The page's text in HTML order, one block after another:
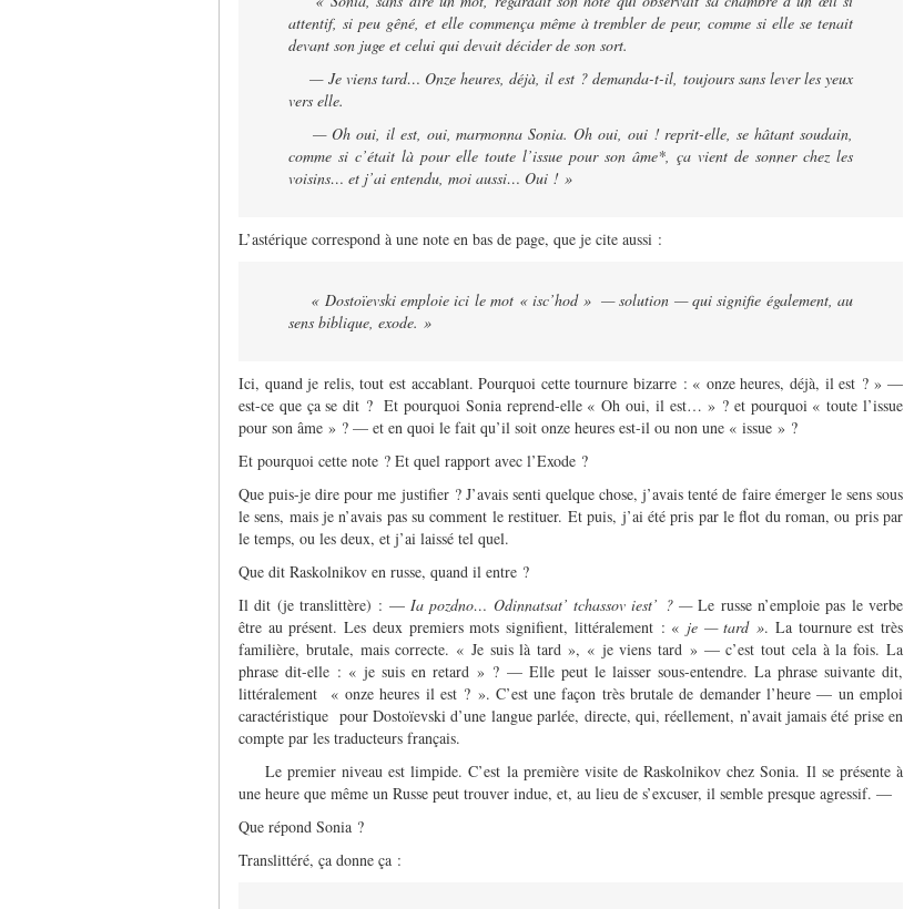
attentif, si peu gêné, et elle commença même à trembler de peur, comme si elle se tenait
devant son juge et celui qui devait décider de son sort.
— Je viens tard… Onze heures, déjà, il est ? demanda-t-il, toujours sans lever les yeux
vers elle.
— Oh oui, il est, oui, marmonna Sonia. Oh oui, oui ! reprit-elle, se hâtant soudain,
comme si c’était là pour elle toute l’issue pour son âme*, ça vient de sonner chez les
voisins… et j’ai entendu, moi aussi… Oui ! »
L’astérique correspond à une note en bas de page, que je cite aussi :
« Dostoïevski emploie ici le mot « isc’hod » ­ — solution — qui signifie également, au
sens biblique, exode. »
Ici, quand je relis, tout est accablant. Pourquoi cette tournure bizarre : « onze heures, déjà, il est ? » —
est-ce que ça se dit ? Et pourquoi Sonia reprend-elle « Oh oui, il est… » ? et pourquoi « toute l’issue
pour son âme » ? — et en quoi le fait qu’il soit onze heures est-il ou non une « issue » ?
Et pourquoi cette note ? Et quel rapport avec l’Exode ?
Que puis-je dire pour me justifier ? J’avais senti quelque chose, j’avais tenté de faire émerger le sens sous
le sens, mais je n’avais pas su comment le restituer. Et puis, j’ai été pris par le flot du roman, ou pris par
le temps, ou les deux, et j’ai laissé tel quel.
Que dit Raskolnikov en russe, quand il entre ?
Il dit (je translittère) : — Ia pozdno… Odinnatsat’ tchassov iest’ ? —Le russe n’emploie pas le verbe
être au présent. Les deux premiers mots signifient, littéralement : « je — tard ». La tournure est très
familière, brutale, mais correcte. « Je suis là tard », « je viens tard » — c’est tout cela à la fois. La
phrase dit-elle : « je suis en retard » ? — Elle peut le laisser sous-entendre. La phrase suivante dit,
littéralement « onze heures il est ? ». C’est une façon très brutale de demander l’heure — un emploi
caractéristique pour Dostoïevski d’une langue parlée, directe, qui, réellement, n’avait jamais été prise en
compte par les traducteurs français.
Le premier niveau est limpide. C’est la première visite de Raskolnikov chez Sonia. Il se présente à
une heure que même un Russe peut trouver indue, et, au lieu de s’excuser, il semble presque agressif. —
Que répond Sonia ?
Translittéré, ça donne ça :